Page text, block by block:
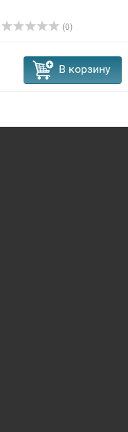
(0)
В корзину